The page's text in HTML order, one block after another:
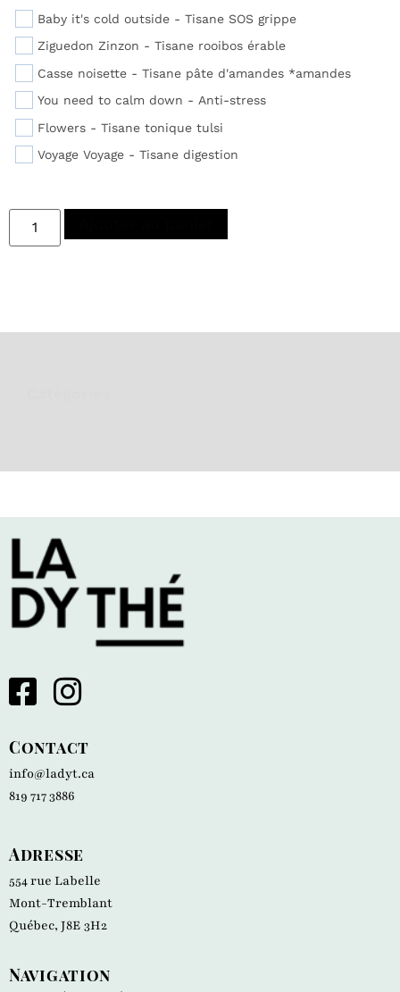
Baby it's cold outside - Tisane SOS grippe
Ziguedon Zinzon - Tisane rooibos érable
Casse noisette - Tisane pâte d'amandes *amandes
You need to calm down - Anti-stress
Flowers - Tisane tonique tulsi
Voyage Voyage - Tisane digestion
Contact
info@ladyt.ca
819 717 3886
Adresse
554 rue Labelle
Mont-Tremblant
Québec, J8E 3H2
Navigation